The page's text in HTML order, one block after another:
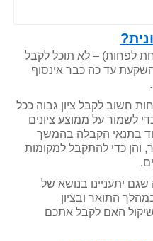
לפחות) – לא תוכל לקבל
עד כה כבר אינסוף
חשוב לקבל ציון גבוה ככל
לשמור על ממוצע ציונים
בתנאי הקבלה בהמשך
והן כדי להתקבל למקומות
יתעניינו בנושא של
התואר ובציון
שיקול האם לקבל אתכם